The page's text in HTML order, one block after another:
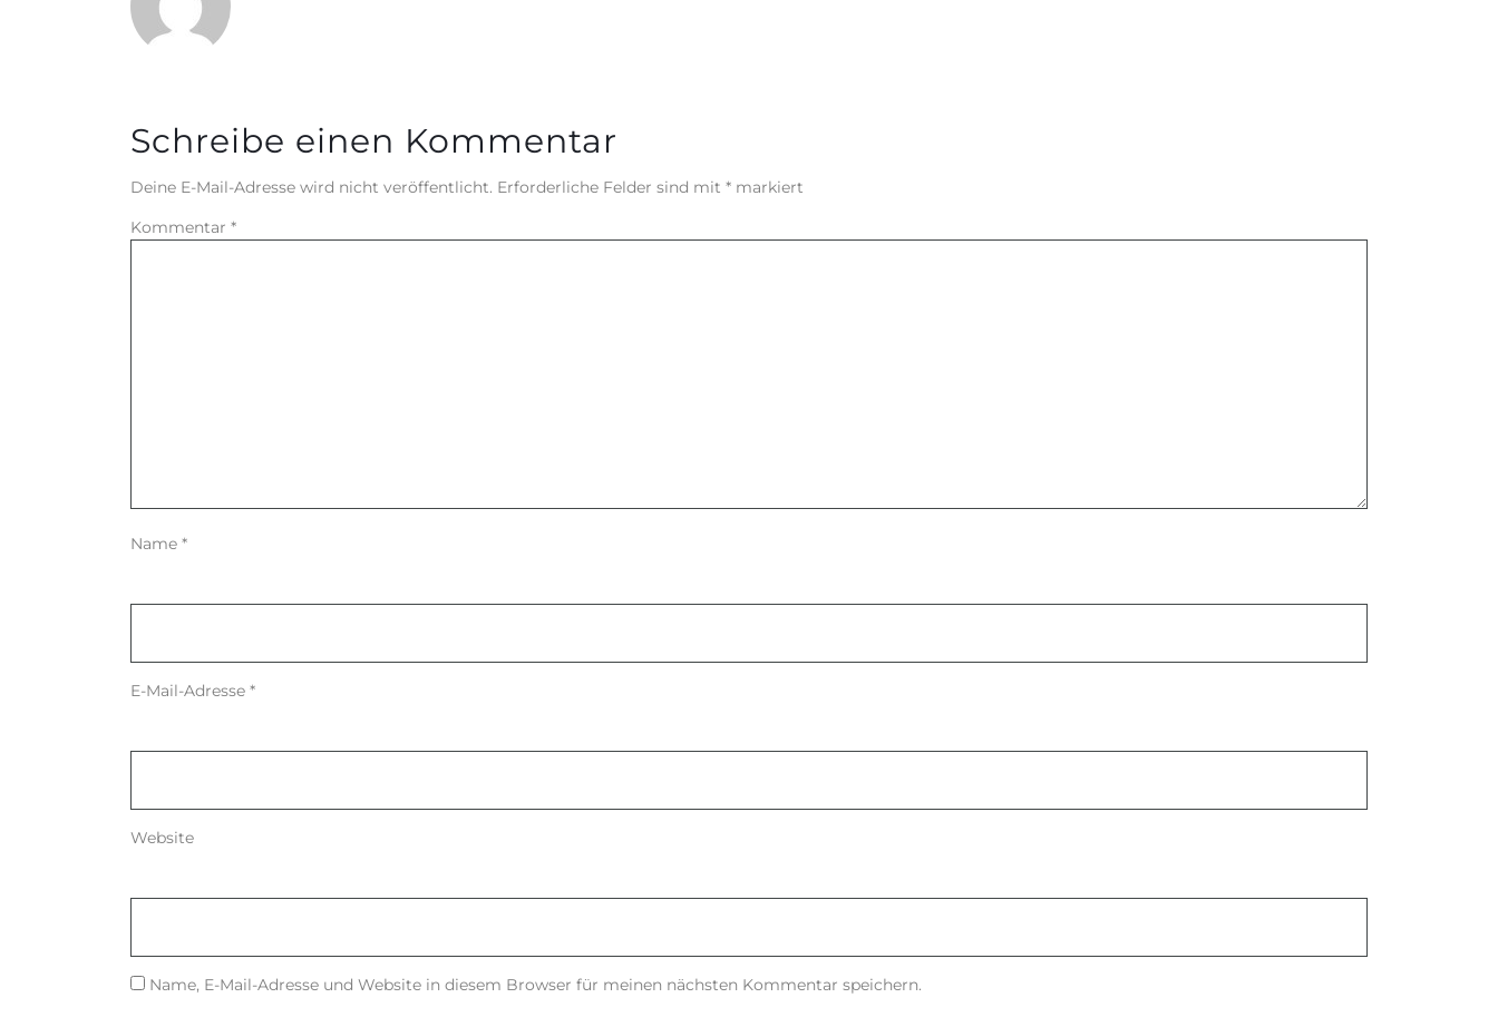
Schreibe einen Kommentar
Deine E-Mail-Adresse wird nicht veröffentlicht. Erforderliche Felder sind mit * markiert
Kommentar *
Name *
E-Mail-Adresse *
Website
Name, E-Mail-Adresse und Website in diesem Browser für meinen nächsten Kommentar speichern.